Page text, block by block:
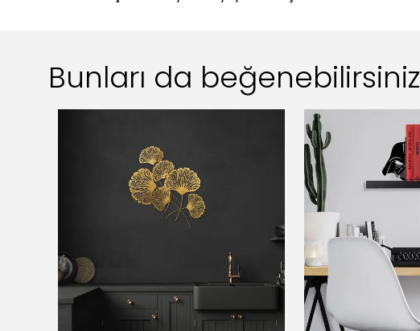
Bunları da beğenebilirsiniz